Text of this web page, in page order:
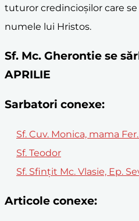
tuturor credincioșilor care
numele lui Hristos.
Sf. Mc. Gherontie se
APRILIE
Sarbatori conexe:
Sf. Cuv. Monica, mama
Sf. Teodor
Sf. Sfinţit Mc. Vlasie, Ep.
Articole conexe: